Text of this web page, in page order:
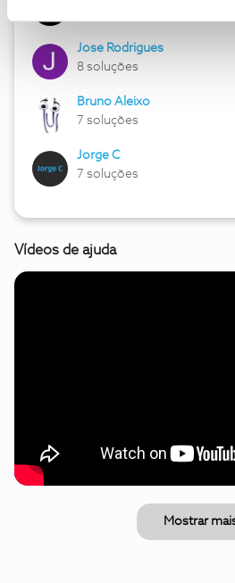
Jose Rodrigues
8 soluções
Bruno Aleixo
7 soluções
Jorge C
7 soluções
Vídeos de ajuda
Mostrar